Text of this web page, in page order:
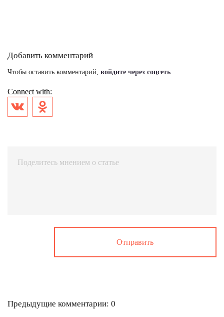
Добавить комментарий
Чтобы оставить комментарий, войдите через соцсеть
Connect with:
Предыдущие комментарии: 0